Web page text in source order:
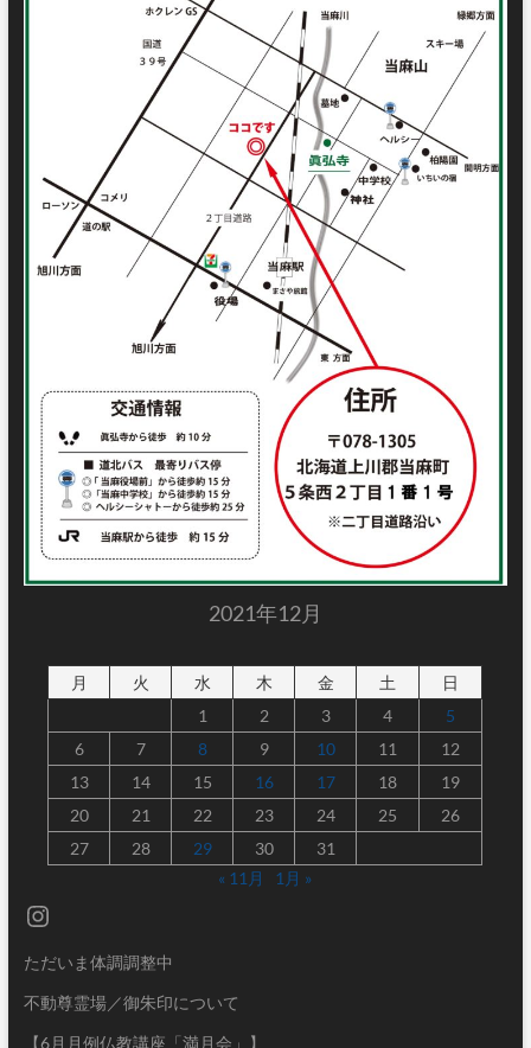
2021年12月
月 火 水 木 金 土
日
1
2 3 4
5
6
7 8 9 10 11
12
13
14 15 16 17 18
19
20
21 22 23 24 25
26
27
28 29 30
31
« 11月
1月 »
Instagram
ただいま体調調整中
不動尊霊場／御朱印について
【6月月例仏教講座「満月会」】